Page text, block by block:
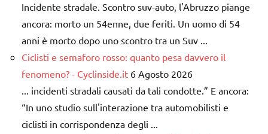
Incidente stradale. Scontro suv-auto, l'Abruzzo piange
ancora: morto un 54enne, due feriti. Un uomo di 54
anni è morto dopo uno scontro tra un Suv ...
Ciclisti e semaforo rosso: quanto pesa davvero il
fenomeno? - Cyclinside.it 6 Agosto 2026
... incidenti stradali causati da tali condotte.” E ancora:
“In uno studio sull'interazione tra automobilisti e
ciclisti in corrispondenza degli ...